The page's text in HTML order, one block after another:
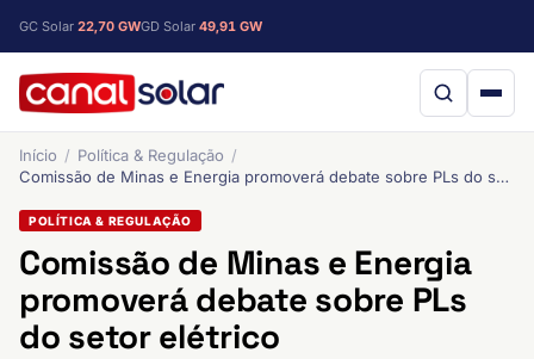
GC Solar 22,70 GWGD Solar 49,91 GW
Início
Política & Regulação
Comissão de Minas e Energia promoverá debate sobre PLs do setor elétrico
POLÍTICA & REGULAÇÃO
Comissão de Minas e Energia
promoverá debate sobre PLs
do setor elétrico